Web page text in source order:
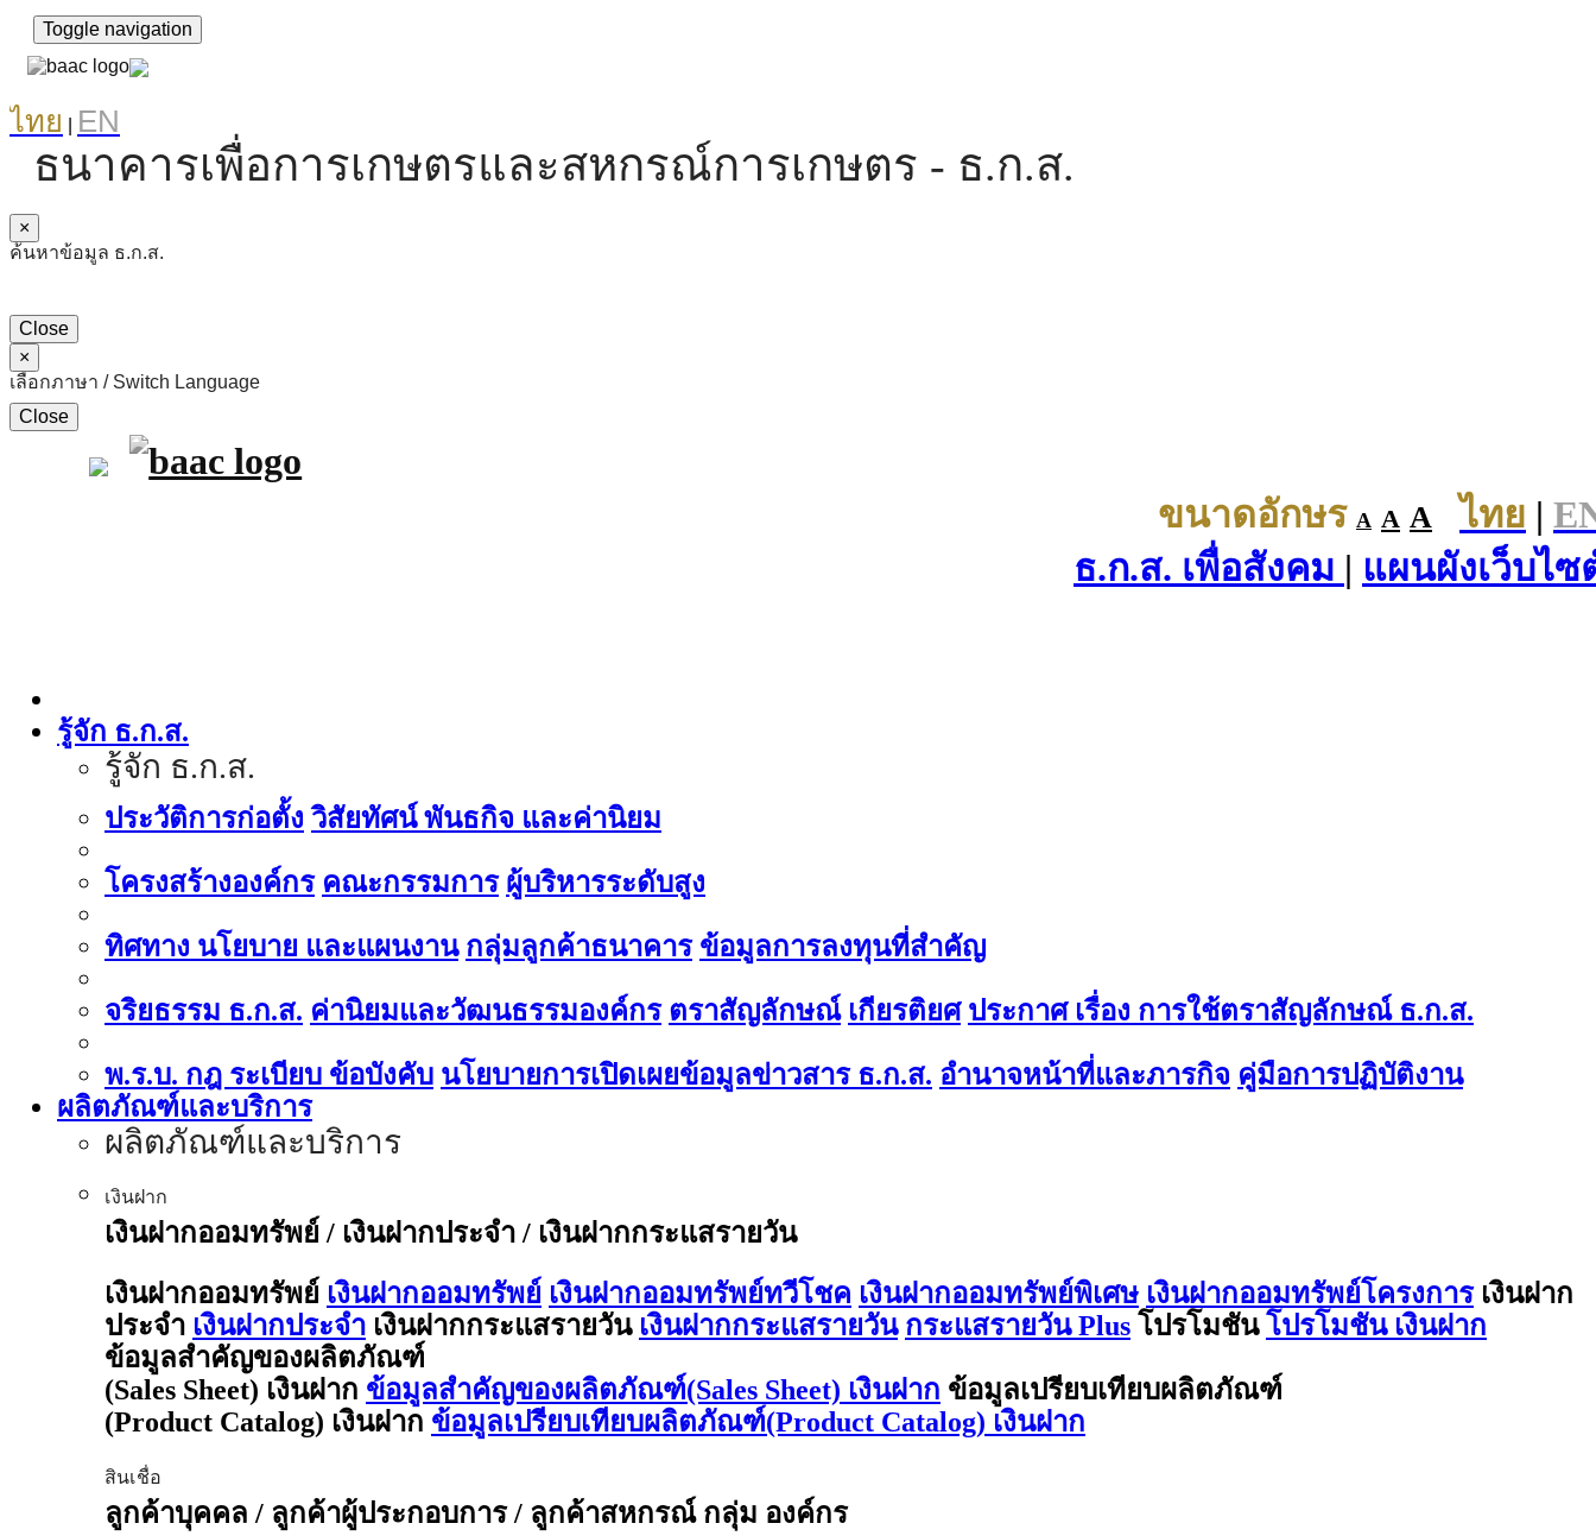
Toggle navigation
ไทย EN
ธนาคารเพื่อการเกษตรและสหกรณ์การเกษตร - ธ.ก.ส.
×
ค้นหาข้อมูล ธ.ก.ส.
Close
×
เลือกภาษา / Switch Language
Close
ขนาดอักษร A A A ไทย |
ธ.ก.ส. เพื่อสังคม | แผนผังเว็บไซ
รู้จัก ธ.ก.ส.
รู้จัก ธ.ก.ส.
ประวัติการก่อตั้ง วิสัยทัศน์ พันธกิจ และค่านิยม
โครงสร้างองค์กร คณะกรรมการ ผู้บริหารระดับสูง
ทิศทาง นโยบาย และแผนงาน กลุ่มลูกค้าธนาคาร ข้อมูลการลงทุนที่สำคัญ
จริยธรรม ธ.ก.ส. ค่านิยมและวัฒนธรรมองค์กร ตราสัญลักษณ์ เกียรติยศ ประกาศ เรื่อง การใช้ตราสัญลักษณ์ ธ.ก.ส.
พ.ร.บ. กฎ ระเบียบ ข้อบังคับ นโยบายการเปิดเผยข้อมูลข่าวสาร ธ.ก.ส. อำนาจหน้าที่และภารกิจ คู่มือการปฏิบัติงาน
ผลิตภัณฑ์และบริการ
ผลิตภัณฑ์และบริการ
เงินฝาก
เงินฝากออมทรัพย์ / เงินฝากประจำ / เงินฝากกระแสรายวัน
เงินฝากออมทรัพย์ เงินฝากออมทรัพย์ เงินฝากออมทรัพย์ทวีโชค เงินฝากออมทรัพย์พิเศษ เงินฝากออมทรัพย์โครงการ เงินฝาก
ประจำ เงินฝากประจำ เงินฝากกระแสรายวัน เงินฝากกระแสรายวัน กระแสรายวัน Plus โปรโมชัน โปรโมชัน เงินฝาก
ข้อมูลสำคัญของผลิตภัณฑ์
(Sales Sheet) เงินฝาก ข้อมูลสำคัญของผลิตภัณฑ์(Sales Sheet) เงินฝาก ข้อมูลเปรียบเทียบผลิตภัณฑ์
(Product Catalog) เงินฝาก ข้อมูลเปรียบเทียบผลิตภัณฑ์(Product Catalog) เงินฝาก
สินเชื่อ
ลูกค้าบุคคล / ลูกค้าผู้ประกอบการ / ลูกค้าสหกรณ์ กลุ่ม องค์กร